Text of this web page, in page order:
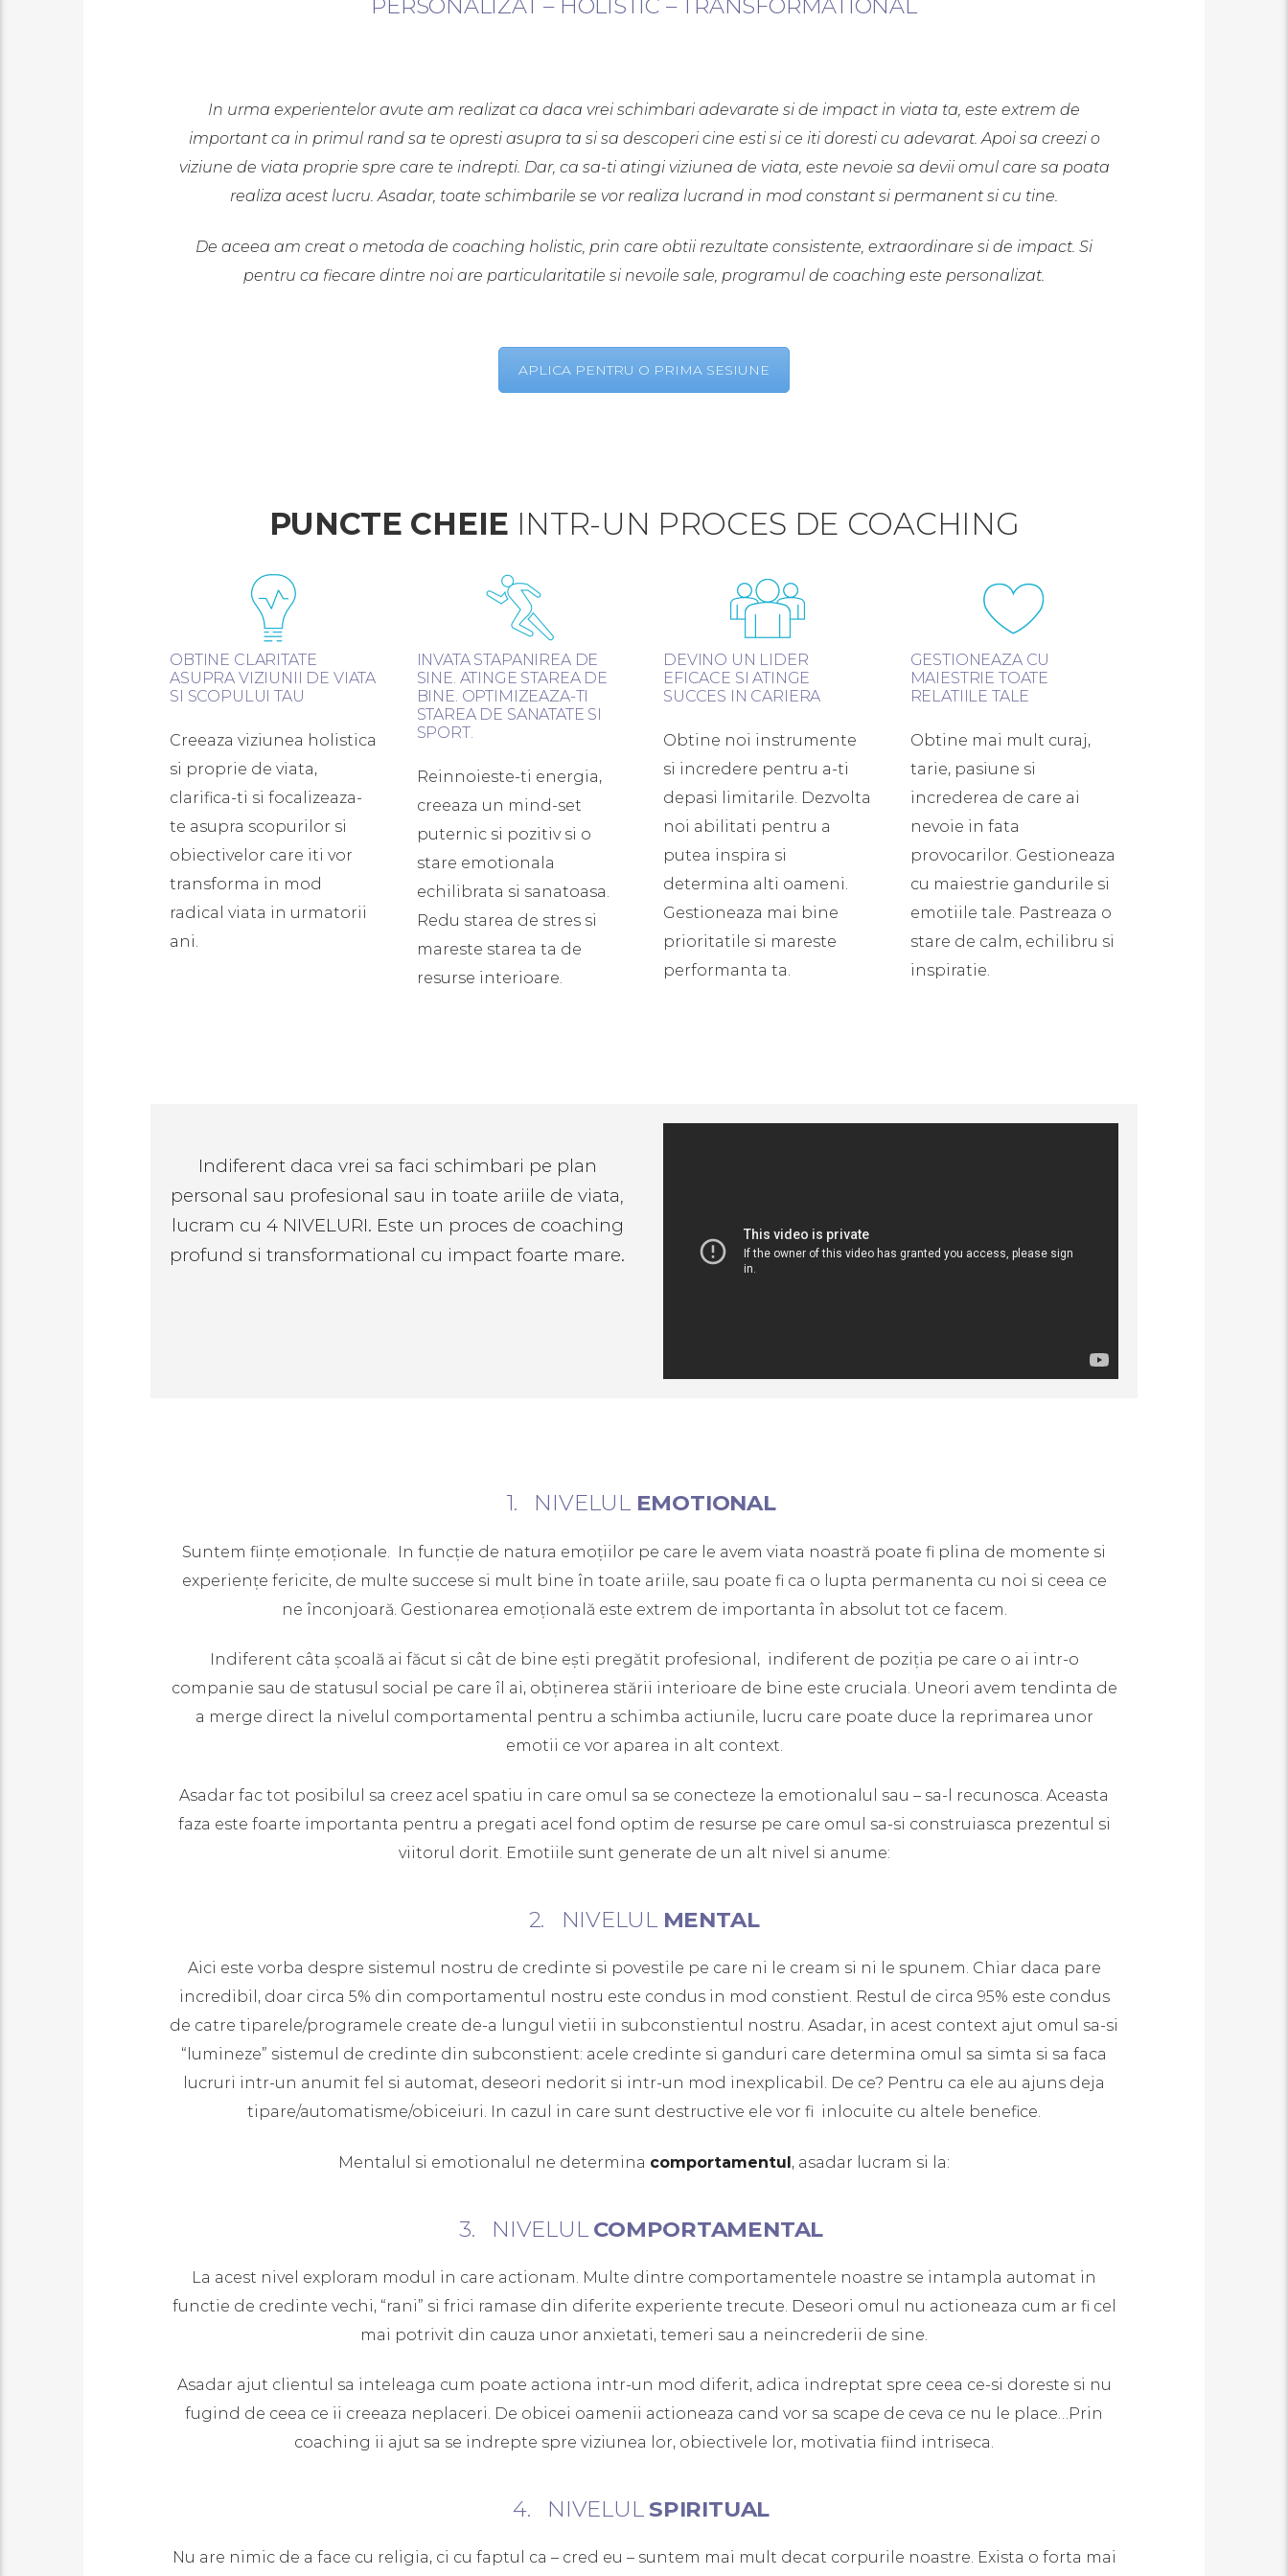
In urma experientelor avute am realizat ca daca vrei schimbari adevarate si de impact in viata ta, este extrem de
important ca in primul rand sa te opresti asupra ta si sa descoperi cine esti si ce iti doresti cu adevarat. Apoi sa creezi o
viziune de viata proprie spre care te indrepti. Dar, ca sa-ti atingi viziunea de viata, este nevoie sa devii omul care sa poata
realiza acest lucru. Asadar, toate schimbarile se vor realiza lucrand in mod constant si permanent si cu tine.
De aceea am creat o metoda de coaching holistic, prin care obtii rezultate consistente, extraordinare si de impact. Si
pentru ca fiecare dintre noi are particularitatile si nevoile sale, programul de coaching este personalizat.
APLICA PENTRU O PRIMA SESIUNE
PUNCTE CHEIE INTR-UN PROCES DE COACHING
OBTINE CLARITATE
ASUPRA VIZIUNII DE VIATA
SI SCOPULUI TAU
Creeaza viziunea holistica
si proprie de viata,
clarifica-ti si focalizeaza-
te asupra scopurilor si
obiectivelor care iti vor
transforma in mod
radical viata in urmatorii
ani.
INVATA STAPANIREA DE
SINE. ATINGE STAREA DE
BINE. OPTIMIZEAZA-TI
STAREA DE SANATATE SI
SPORT.
Reinnoieste-ti energia,
creeaza un mind-set
puternic si pozitiv si o
stare emotionala
echilibrata si sanatoasa.
Redu starea de stres si
mareste starea ta de
resurse interioare.
DEVINO UN LIDER
EFICACE SI ATINGE
SUCCES IN CARIERA
Obtine noi instrumente
si incredere pentru a-ti
depasi limitarile. Dezvolta
noi abilitati pentru a
putea inspira si
determina alti oameni.
Gestioneaza mai bine
prioritatile si mareste
performanta ta.
GESTIONEAZA CU
MAIESTRIE TOATE
RELATIILE TALE
Obtine mai mult curaj,
tarie, pasiune si
increderea de care ai
nevoie in fata
provocarilor. Gestioneaza
cu maiestrie gandurile si
emotiile tale. Pastreaza o
stare de calm, echilibru si
inspiratie.
Indiferent daca vrei sa faci schimbari pe plan
personal sau profesional sau in toate ariile de viata,
lucram cu 4 NIVELURI. Este un proces de coaching
profund si transformational cu impact foarte mare.
1. NIVELULEMOTIONAL
Suntem ființe emoționale. In funcție de natura emoțiilor pe care le avem viata noastră poate fi plina de momente si
experiențe fericite, de multe succese si mult bine în toate ariile, sau poate fi ca o lupta permanenta cu noi si ceea ce
ne înconjoară. Gestionarea emoțională este extrem de importanta în absolut tot ce facem.
Indiferent câta școală ai făcut si cât de bine ești pregătit profesional, indiferent de poziția pe care o ai intr-o
companie sau de statusul social pe care îl ai, obținerea stării interioare de bine este cruciala. Uneori avem tendinta de
a merge direct la nivelul comportamental pentru a schimba actiunile, lucru care poate duce la reprimarea unor
emotii ce vor aparea in alt context.
Asadar fac tot posibilul sa creez acel spatiu in care omul sa se conecteze la emotionalul sau – sa-l recunosca. Aceasta
faza este foarte importanta pentru a pregati acel fond optim de resurse pe care omul sa-si construiasca prezentul si
viitorul dorit. Emotiile sunt generate de un alt nivel si anume:
2. NIVELULMENTAL
Aici este vorba despre sistemul nostru de credinte si povestile pe care ni le cream si ni le spunem. Chiar daca pare
incredibil, doar circa 5% din comportamentul nostru este condus in mod constient. Restul de circa 95% este condus
de catre tiparele/programele create de-a lungul vietii in subconstientul nostru. Asadar, in acest context ajut omul sa-si
“lumineze” sistemul de credinte din subconstient: acele credinte si ganduri care determina omul sa simta si sa faca
lucruri intr-un anumit fel si automat, deseori nedorit si intr-un mod inexplicabil. De ce? Pentru ca ele au ajuns deja
tipare/automatisme/obiceiuri. In cazul in care sunt destructive ele vor fi inlocuite cu altele benefice.
Mentalul si emotionalul ne determina comportamentul, asadar lucram si la:
3. NIVELUL COMPORTAMENTAL
La acest nivel exploram modul in care actionam. Multe dintre comportamentele noastre se intampla automat in
functie de credinte vechi, “rani” si frici ramase din diferite experiente trecute. Deseori omul nu actioneaza cum ar fi cel
mai potrivit din cauza unor anxietati, temeri sau a neincrederii de sine.
Asadar ajut clientul sa inteleaga cum poate actiona intr-un mod diferit, adica indreptat spre ceea ce-si doreste si nu
fugind de ceea ce ii creeaza neplaceri. De obicei oamenii actioneaza cand vor sa scape de ceva ce nu le place…Prin
coaching ii ajut sa se indrepte spre viziunea lor, obiectivele lor, motivatia fiind intriseca.
4. NIVELULSPIRITUAL
Nu are nimic de a face cu religia, ci cu faptul ca – cred eu – suntem mai mult decat corpurile noastre. Exista o forta mai